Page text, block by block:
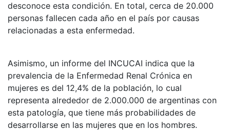
desconoce esta condición. En total, cerca de 20.000
personas fallecen cada año en el país por causas
relacionadas a esta enfermedad.
Asimismo, un informe del INCUCAI indica que la
prevalencia de la Enfermedad Renal Crónica en
mujeres es del 12,4% de la población, lo cual
representa alrededor de 2.000.000 de argentinas con
esta patología, que tiene más probabilidades de
desarrollarse en las mujeres que en los hombres.